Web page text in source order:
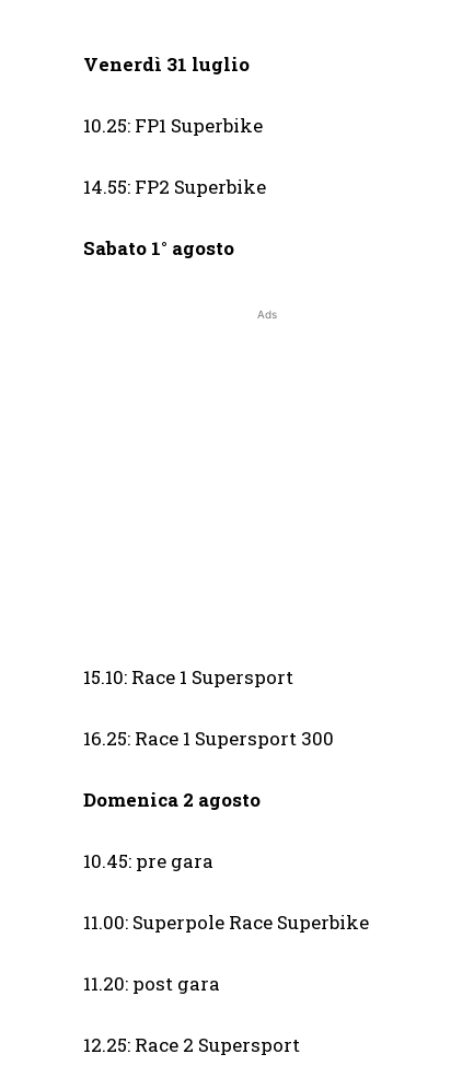
Venerdì 31 luglio
10.25: FP1 Superbike
14.55: FP2 Superbike
Sabato 1° agosto
Ads
15.10: Race 1 Supersport
16.25: Race 1 Supersport 300
Domenica 2 agosto
10.45: pre gara
11.00: Superpole Race Superbike
11.20: post gara
12.25: Race 2 Supersport